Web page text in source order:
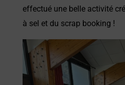
effectué une belle activité
à sel et du scrap booking !